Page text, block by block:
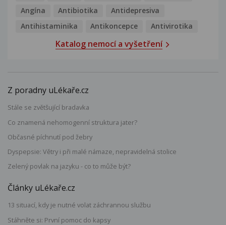
Angína
Antibiotika
Antidepresiva
Antihistaminika
Antikoncepce Antivirotika
Katalog nemocí a vyšetření
Z poradny uLékaře.cz
Stále se zvětšující bradavka
Co znamená nehomogenní struktura jater?
Občasné píchnutí pod žebry
Dyspepsie: Větry i při malé námaze, nepravidelná stolice
Zelený povlak na jazyku - co to může být?
Články uLékaře.cz
13 situací, kdy je nutné volat záchrannou službu
Stáhněte si: První pomoc do kapsy